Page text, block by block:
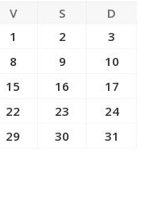
V S
D
1
2
3
8 9
10
15 16
17
22 23
24
29 30 31